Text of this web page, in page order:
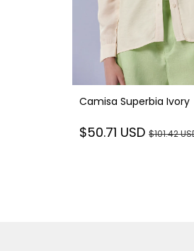
Camisa Superbia Ivory
$50.71 USD $101.42